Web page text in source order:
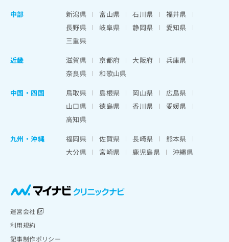
中部
新潟県 富山県 石川県
福井県
長野県
岐阜県 静岡県
愛知県
三重県
近畿
滋賀県 京都府 大阪府
兵庫県
奈良県
和歌山県
中国・四国
鳥取県 島根県 岡山県
広島県
山口県
徳島県 香川県
愛媛県
高知県
九州・沖縄
福岡県 佐賀県 長崎県
熊本県
大分県
宮崎県 鹿児島県 沖縄県
運営会社
利用規約
記事制作ポリシー